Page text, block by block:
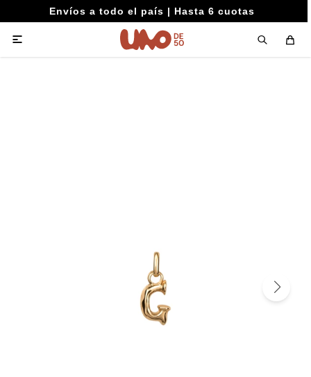
Envíos a todo el país | Hasta 6 cuotas
